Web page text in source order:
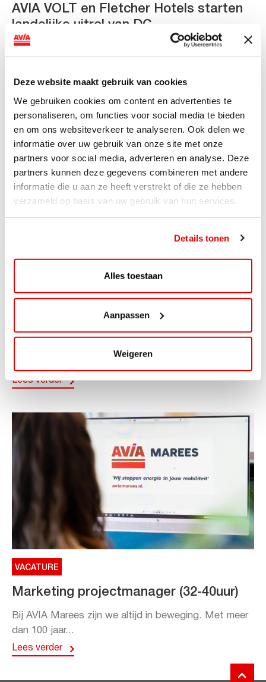
Deze website maakt gebruik van cookies
We gebruiken cookies om content en advertenties te
personaliseren, om functies voor social media te bieden
en om ons websiteverkeer te analyseren. Ook delen we
informatie over uw gebruik van onze site met onze
partners voor social media, adverteren en analyse. Deze
partners kunnen deze gegevens combineren met andere
informatie die u aan ze heeft verstrekt of die ze hebben
verzameld op basis van uw gebruik van hun services.
Details tonen
Alles toestaan
Aanpassen
Weigeren
AVIA VOLT en Fletcher Hotels starten
landelijke uitrol van DC-
snellaadinfrastructuur
van DC-snellaadinfrastructuur AVIA VOLT en...
Lees verder
ViaAVIA Super Deal: 20% korting bij
ViaAVIA Super Deal: €25 korting bij ViaLuxury Hotels
Lees verder
VACATURE
Marketing projectmanager (32-40uur)
Bij AVIA Marees zijn we altijd in beweging. Met meer
dan 100 jaar...
Lees verder